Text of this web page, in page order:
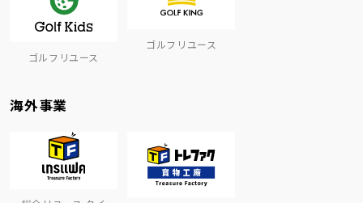
ゴルフリユース
ゴルフリユース
海外事業